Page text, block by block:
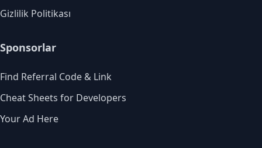
Gizlilik Politikası
Sponsorlar
Find Referral Code & Link
Cheat Sheets for Developers
Your Ad Here